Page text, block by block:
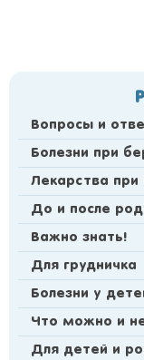
Вопросы и
Болезни при
Лекарства
До и после
Важно знать!
Для грудничка
Болезни у
Что можно и
Для детей и